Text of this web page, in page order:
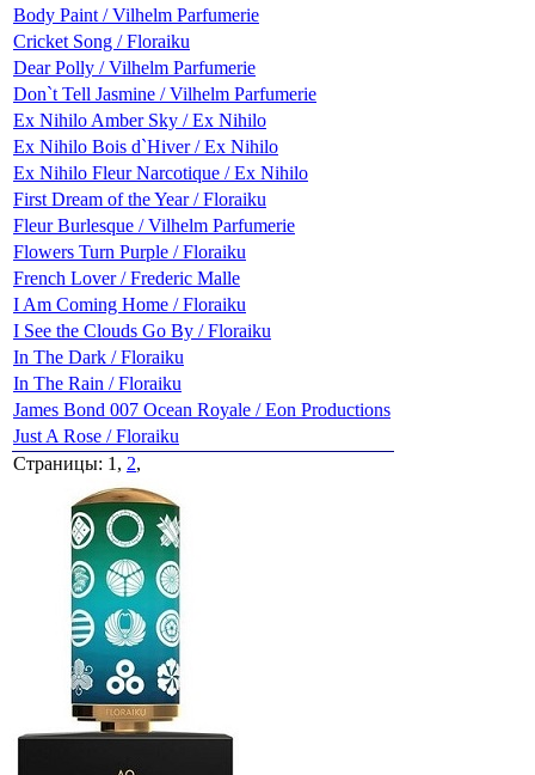
Body Paint / Vilhelm Parfumerie
Cricket Song / Floraiku
Dear Polly / Vilhelm Parfumerie
Don`t Tell Jasmine / Vilhelm Parfumerie
Ex Nihilo Amber Sky / Ex Nihilo
Ex Nihilo Bois d`Hiver / Ex Nihilo
Ex Nihilo Fleur Narcotique / Ex Nihilo
First Dream of the Year / Floraiku
Fleur Burlesque / Vilhelm Parfumerie
Flowers Turn Purple / Floraiku
French Lover / Frederic Malle
I Am Coming Home / Floraiku
I See the Clouds Go By / Floraiku
In The Dark / Floraiku
In The Rain / Floraiku
James Bond 007 Ocean Royale / Eon Productions
Just A Rose / Floraiku
Страницы: 1, 2,